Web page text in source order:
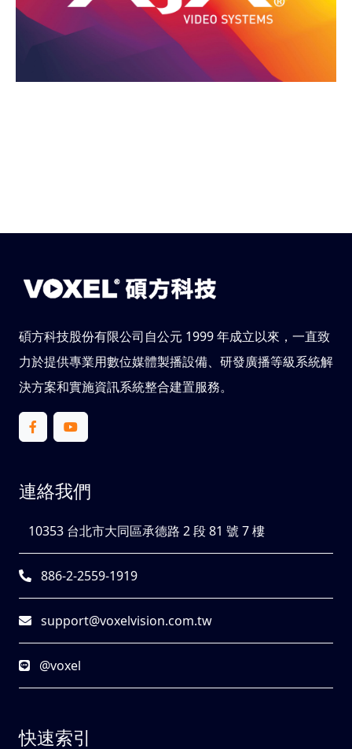
碩方科技股份有限公司自公元 1999 年成立以來，一直致
力於提供專業用數位媒體製播設備、研發廣播等級系統解
決方案和實施資訊系統整合建置服務。
連絡我們
10353 台北市大同區承德路 2 段 81 號 7 樓
886-2-2559-1919
support@voxelvision.com.tw
@voxel
快速索引